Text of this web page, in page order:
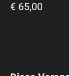
€ 65,00